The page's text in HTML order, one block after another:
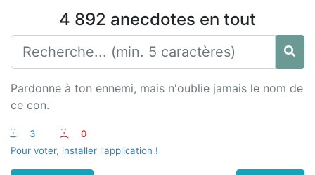
4 892 anecdotes en tout
Pardonne à ton ennemi, mais n'oublie jamais le nom de
ce con.
:-) 3 :-(
0
Pour voter, installer l'application !